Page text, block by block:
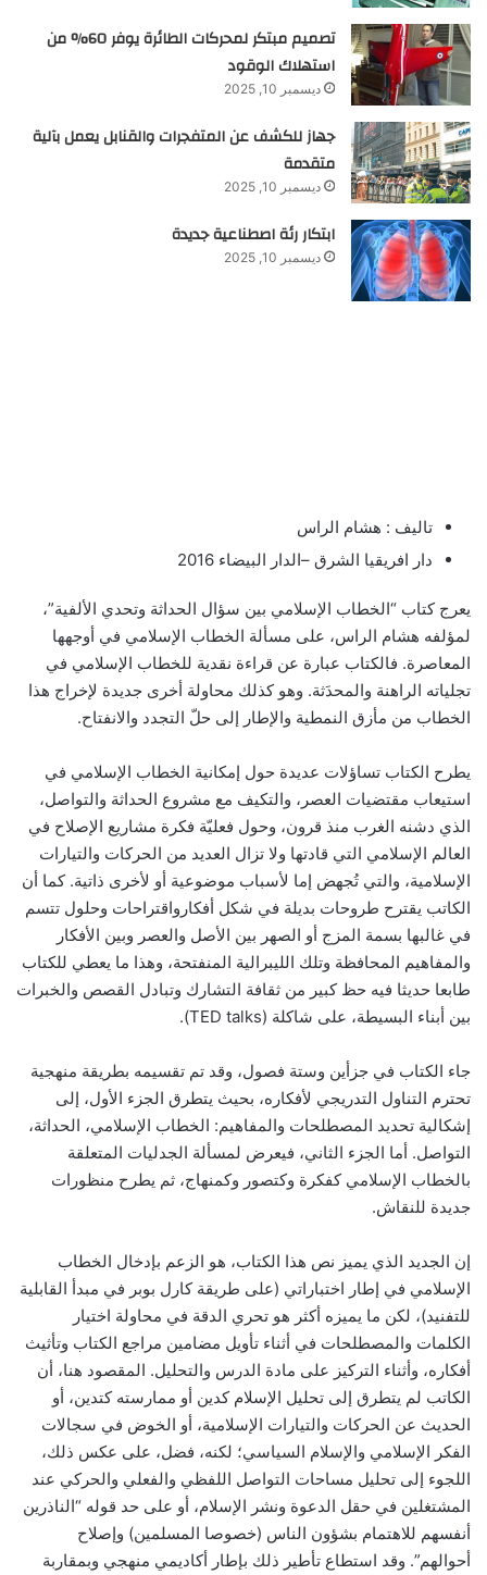
تصميم مبتكر لمحركات الطائرة يوفر 60% من
استهلاك الوقود
ديسمبر 10, 2025
جهاز للكشف عن المتفجرات والقنابل يعمل بآلية
متقدمة
ديسمبر 10, 2025
ابتكار رئة اصطناعية جديدة
ديسمبر 10, 2025
تاليف : هشام الراس
دار افريقيا الشرق –الدار البيضاء 2016
يعرج كتاب “الخطاب الإسلامي بين سؤال الحداثة وتحدي الألفية”،
لمؤلفه هشام الراس، على مسألة الخطاب الإسلامي في أوجهها
المعاصرة. فالكتاب عبارة عن قراءة نقدية للخطاب الإسلامي في
تجلياته الراهنة والمحدَثة. وهو كذلك محاولة أخرى جديدة لإخراج هذا
الخطاب من مأزق النمطية والإطار إلى حلّ التجدد والانفتاح.
يطرح الكتاب تساؤلات عديدة حول إمكانية الخطاب الإسلامي في
استيعاب مقتضيات العصر، والتكيف مع مشروع الحداثة والتواصل،
الذي دشنه الغرب منذ قرون، وحول فعليّة فكرة مشاريع الإصلاح في
العالم الإسلامي التي قادتها ولا تزال العديد من الحركات والتيارات
الإسلامية، والتي تُجهض إما لأسباب موضوعية أو لأخرى ذاتية. كما أن
الكاتب يقترح طروحات بديلة في شكل أفكارواقتراحات وحلول تتسم
في غالبها بسمة المزج أو الصهر بين الأصل والعصر وبين الأفكار
والمفاهيم المحافظة وتلك الليبرالية المنفتحة، وهذا ما يعطي للكتاب
طابعا حديثا فيه حظ كبير من ثقافة التشارك وتبادل القصص والخبرات
بين أبناء البسيطة، على شاكلة (TED talks).
جاء الكتاب في جزأين وستة فصول، وقد تم تقسيمه بطريقة منهجية
تحترم التناول التدريجي لأفكاره، بحيث يتطرق الجزء الأول، إلى
إشكالية تحديد المصطلحات والمفاهيم: الخطاب الإسلامي، الحداثة،
التواصل. أما الجزء الثاني، فيعرض لمسألة الجدليات المتعلقة
بالخطاب الإسلامي كفكرة وكتصور وكمنهاج، ثم يطرح منظورات
جديدة للنقاش.
إن الجديد الذي يميز نص هذا الكتاب، هو الزعم بإدخال الخطاب
الإسلامي في إطار اختباراتي (على طريقة كارل بوبر في مبدأ القابلية
للتفنيد)، لكن ما يميزه أكثر هو تحري الدقة في محاولة اختيار
الكلمات والمصطلحات في أثناء تأويل مضامين مراجع الكتاب وتأثيث
أفكاره، وأثناء التركيز على مادة الدرس والتحليل. المقصود هنا، أن
الكاتب لم يتطرق إلى تحليل الإسلام كدين أو ممارسته كتدين، أو
الحديث عن الحركات والتيارات الإسلامية، أو الخوض في سجالات
الفكر الإسلامي والإسلام السياسي؛ لكنه، فضل، على عكس ذلك،
اللجوء إلى تحليل مساحات التواصل اللفظي والفعلي والحركي عند
المشتغلين في حقل الدعوة ونشر الإسلام، أو على حد قوله “الناذرين
أنفسهم للاهتمام بشؤون الناس (خصوصا المسلمين) وإصلاح
أحوالهم”. وقد استطاع تأطير ذلك بإطار أكاديمي منهجي وبمقاربة